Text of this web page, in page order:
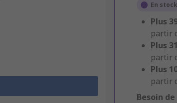
En stock
Plus
partir
Plus
partir
Plus
partir
Besoin de